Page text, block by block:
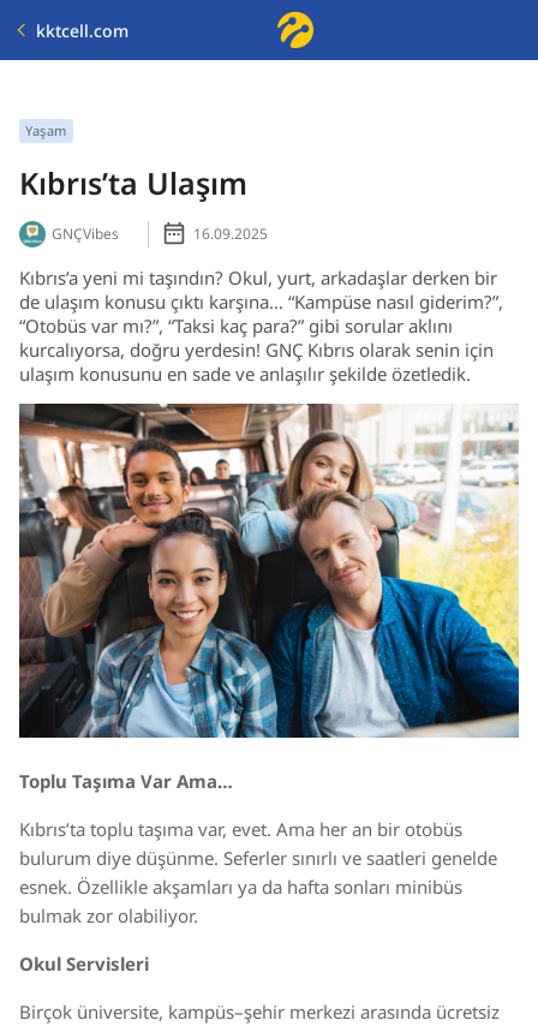
kktcell.com
Yaşam
Kıbrıs’ta Ulaşım
GNÇVibes 16.09.2025
Kıbrıs’a yeni mi taşındın? Okul, yurt, arkadaşlar derken bir
de ulaşım konusu çıktı karşına… “Kampüse nasıl giderim?”,
“Otobüs var mı?”, “Taksi kaç para?” gibi sorular aklını
kurcalıyorsa, doğru yerdesin! GNÇ Kıbrıs olarak senin için
ulaşım konusunu en sade ve anlaşılır şekilde özetledik.
Toplu Taşıma Var Ama…
Kıbrıs’ta toplu taşıma var, evet. Ama her an bir otobüs
bulurum diye düşünme. Seferler sınırlı ve saatleri genelde
esnek. Özellikle akşamları ya da hafta sonları minibüs
bulmak zor olabiliyor.
Okul Servisleri
Birçok üniversite, kampüs–şehir merkezi arasında ücretsiz